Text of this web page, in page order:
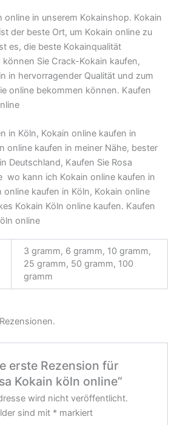
online in unserem Kokainshop. Kokain
der beste Ort, um Kokain online zu
es, die beste Kokainqualität
Sie Crack-Kokain kaufen,
in hervorragender Qualität und zum
online bekommen können. Kaufen
in Köln, Kokain online kaufen in
online kaufen in meiner Nähe, bester
Deutschland, Kaufen Sie Rosa
wo kann ich Kokain online kaufen in
online kaufen in Köln, Kokain online
Kokain Köln online kaufen. Kaufen
online
3 gramm, 6 gramm, 10 gramm,
25 gramm, 50 gramm, 100
gramm
erste Rezension für
Kokain köln online“
wird nicht veröffentlicht.
sind mit * markiert